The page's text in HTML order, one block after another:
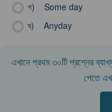
গ)
Some day
ঘ)
Anyday
এখানে প্রথম ৩০টি প্রশ্নের
পেতে